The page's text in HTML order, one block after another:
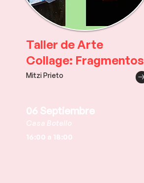
Taller de Arte
Collage: Fragmentos
Mitzi Prieto
06 Septiembre
Casa Botello
16:00 a 18:00